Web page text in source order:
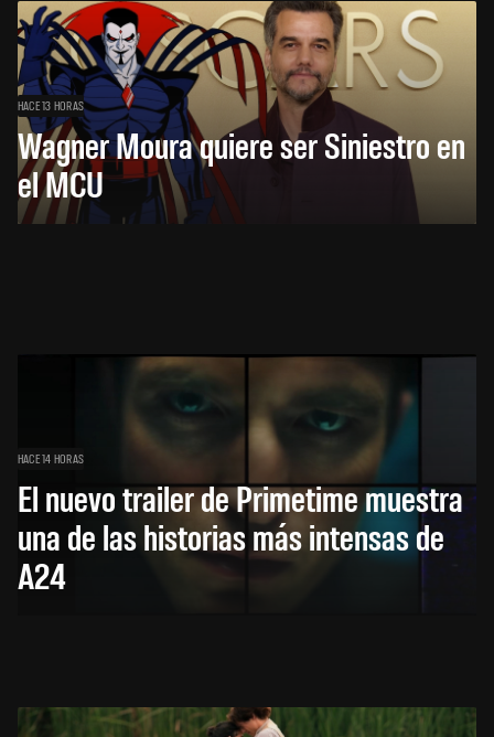
HACE 13 HORAS
Wagner Moura quiere ser Siniestro en
el MCU
HACE 14 HORAS
El nuevo trailer de Primetime muestra
una de las historias más intensas de
A24